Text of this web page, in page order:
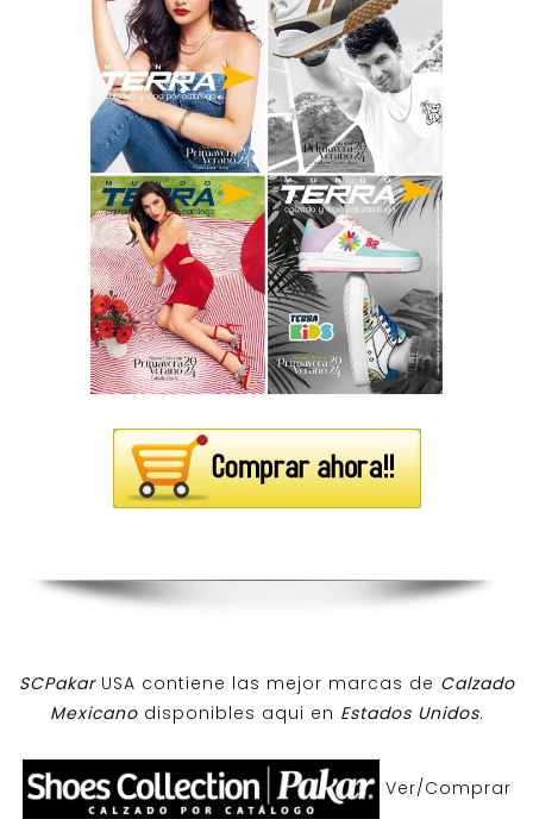
SCPakar USA contiene las mejor marcas de Calzado
Mexicanodisponibles aqui en Estados Unidos.
Ver/Comprar